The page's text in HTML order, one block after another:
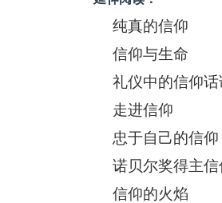
纯真的信仰
信仰与生命
礼仪中的信仰话
走进信仰
忠于自己的信仰
诺贝尔奖得主
信仰的火焰